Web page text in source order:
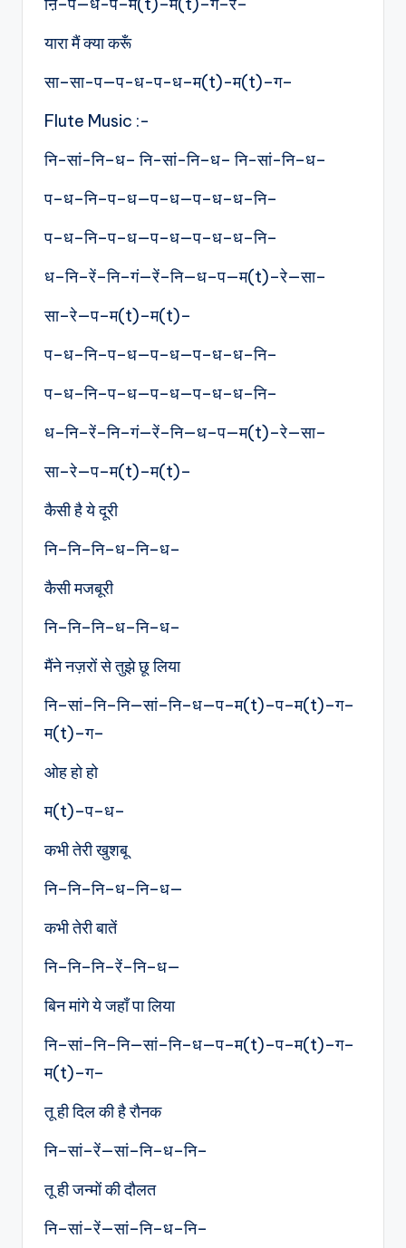
ऩि–प—ध-प–म(t)–म(t)–ग–रे–
यारा मैं क्या करूँ
सा–सा-प—प-ध-प-ध–म(t)-म(t)–ग–
Flute Music :-
नि-सां-नि–ध– नि-सां-नि–ध– नि-सां-नि–ध–
प–ध–नि–प–ध—प–ध—प–ध–ध–नि–
प–ध–नि–प–ध—प–ध—प–ध–ध–नि–
ध–नि–रें–नि–गं—रें–नि—ध–प—म(t)–रे—सा–
सा–रे—प–म(t)–म(t)–
प–ध–नि–प–ध—प–ध—प–ध–ध–नि–
प–ध–नि–प–ध—प–ध—प–ध–ध–नि–
ध–नि–रें–नि–गं—रें–नि—ध–प—म(t)–रे—सा–
सा–रे—प–म(t)–म(t)–
कैसी है ये दूरी
नि–नि–नि–ध–नि–ध–
कैसी मजबूरी
नि–नि–नि–ध–नि–ध–
मैंने नज़रों से तुझे छू लिया
नि–सां–नि–नि—सां–नि–ध—प–म(t)–प–म(t)–ग–
म(t)–ग–
ओह हो हो
म(t)–प–ध–
कभी तेरी खुशबू
नि–नि–नि–ध–नि–ध—
कभी तेरी बातें
नि–नि–नि–रें–नि–ध—
बिन मांगे ये जहाँ पा लिया
नि–सां–नि–नि—सां–नि–ध—प–म(t)–प–म(t)–ग–
म(t)–ग–
तू ही दिल की है रौनक
नि–सां–रें—सां–नि–ध–नि–
तू ही जन्मों की दौलत
नि–सां–रें—सां–नि–ध–नि–